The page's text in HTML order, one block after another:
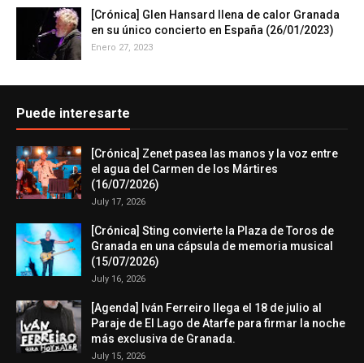
[Crónica] Glen Hansard llena de calor Granada
en su único concierto en España (26/01/2023)
Enero 27, 2023
Puede interesarte
[Crónica] Zenet pasea las manos y la voz entre
el agua del Carmen de los Mártires
(16/07/2026)
July 17, 2026
[Crónica] Sting convierte la Plaza de Toros de
Granada en una cápsula de memoria musical
(15/07/2026)
July 16, 2026
[Agenda] Iván Ferreiro llega el 18 de julio al
Paraje de El Lago de Atarfe para firmar la noche
más exclusiva de Granada.
July 15, 2026